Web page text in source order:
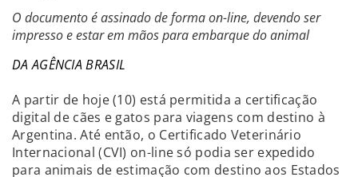
O documento é assinado de forma on-line, devendo ser
impresso e estar em mãos para embarque do animal
DA AGÊNCIA BRASIL
A partir de hoje (10) está permitida a certificação
digital de cães e gatos para viagens com destino à
Argentina. Até então, o Certificado Veterinário
Internacional (CVI) on-line só podia ser expedido
para animais de estimação com destino aos Estados